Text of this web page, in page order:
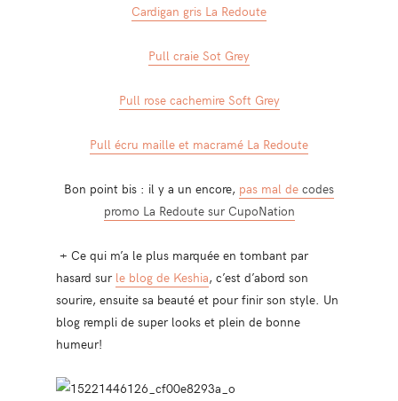
Cardigan gris La Redoute
Pull craie Sot Grey
Pull rose cachemire Soft Grey
Pull écru maille et macramé La Redoute
Bon point bis : il y a un encore, pas mal de codes
promo La Redoute sur CupoNation
+ Ce qui m’a le plus marquée en tombant par
hasard sur le blog de Keshia, c’est d’abord son
sourire, ensuite sa beauté et pour finir son style. Un
blog rempli de super looks et plein de bonne
humeur!